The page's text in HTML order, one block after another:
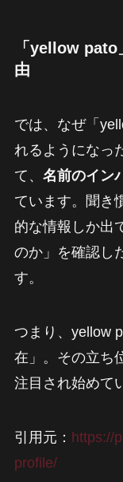
「yellow pato
由
では、なぜ「
れるようになっ
て、 名前のイン
ています。聞き
的な情報しか出
のか」を確認し
す。
つまり、yellow
在」。その立ち
注目され始めて
引用元： https://
profile/